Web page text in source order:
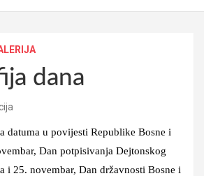
dana
datuma u povijesti Republike Bosne i
Dan potpisivanja Dejtonskog
i 25. novembar, Dan državnosti Bosne i